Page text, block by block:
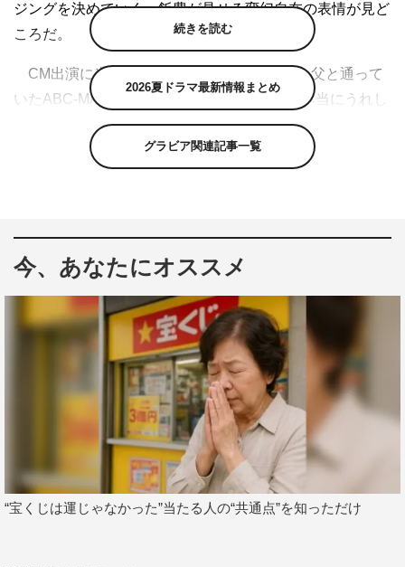
ジングを決めていく。飯豊が見せる変幻自在の表情が見ど
ころだ。
CM出演に当たり、飯豊は「小さいころから父と通って
いたABC-MARTさんのCMに出演させて頂き本当にうれし
いです！いつもコンバースを愛用してますが、今回の商品
は、ポップでかわいいハート形のアンクルパッチ。ベーシ
す！」と語った。
また「撮影では監督のこだわりに対応してアドリブをい
れたり、モノボケはとても斬新だと思いました（笑）。撮
影はとても楽しかったですし、放送されるのがとても楽し
みです！！」と撮影を振り返り、出来栄えに自信を見せ
飯豊が出演するABC-MART新CMは、8月23日（木）か
ら全国で放送される。
続きを読む
2026夏ドラマ最新情報まとめ
グラビア関連記事一覧
今、あなたにオススメ
“宝くじは運じゃなかった”当たる人の“共通点”を知っただけ